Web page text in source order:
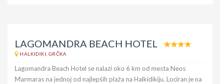
LAGOMANDRA BEACH HOTEL
HALKIDIKI, GRČKA
Lagomandra Beach Hotel se nalazi oko 6 km od mesta Neos
Marmaras na jednoj od najlepših plaža na Halkidikiju. Lociran je na